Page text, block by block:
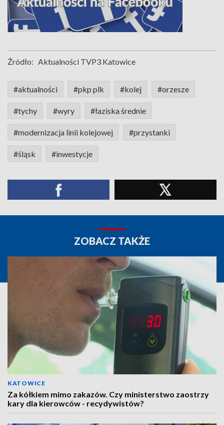
Źródło: Aktualności TVP3 Katowice
#aktualności #pkp plk #kolej #orzesze
#tychy #wyry #łaziska średnie
#modernizacja linii kolejowej #przystanki
#śląsk #inwestycje
ZOBACZ TAKŻE
KATOWICE
Za kółkiem mimo zakazów. Czy ministerstwo zaostrzy
kary dla kierowców - recydywistów?